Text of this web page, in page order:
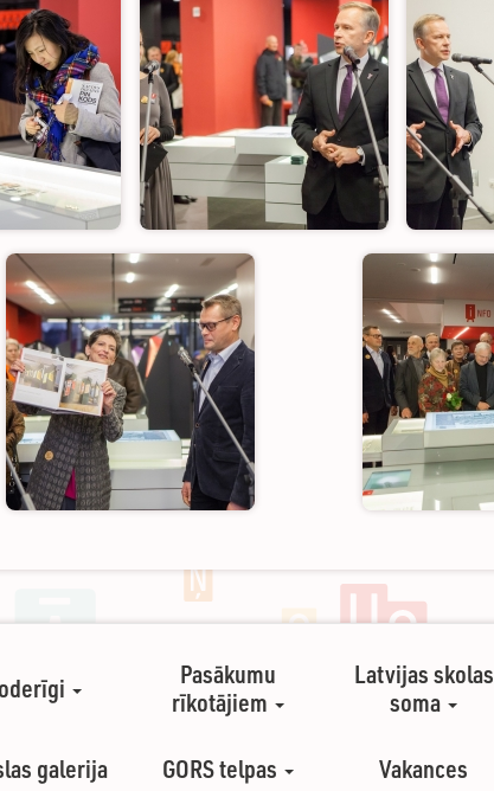
Pasākumu
rīkotājiem
Latvijas skolas
soma
galerija GORS telpas Vakances